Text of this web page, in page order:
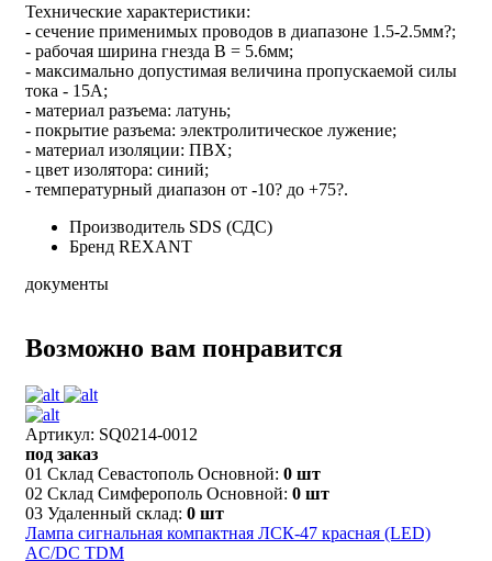
Технические характеристики:
- сечение применимых проводов в диапазоне 1.5-2.5мм?;
- рабочая ширина гнезда B = 5.6мм;
- максимально допустимая величина пропускаемой силы
тока - 15А;
- материал разъема: латунь;
- покрытие разъема: электролитическое лужение;
- материал изоляции: ПВХ;
- цвет изолятора: синий;
- температурный диапазон от -10? до +75?.
Производитель SDS (СДС)
Бренд REXANT
документы
Возможно вам понравится
Артикул: SQ0214-0012
под заказ
01 Склад Севастополь Основной: 0 шт
02 Склад Симферополь Основной: 0 шт
03 Удаленный склад: 0 шт
Лампа сигнальная компактная ЛСК-47 красная (LED)
AC/DC TDM